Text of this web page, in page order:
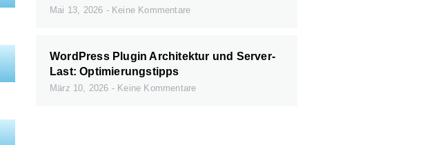
Mai 13, 2026 Keine Kommentare
WordPress Plugin Architektur und Server-
Last: Optimierungstipps
März 10, 2026 Keine Kommentare